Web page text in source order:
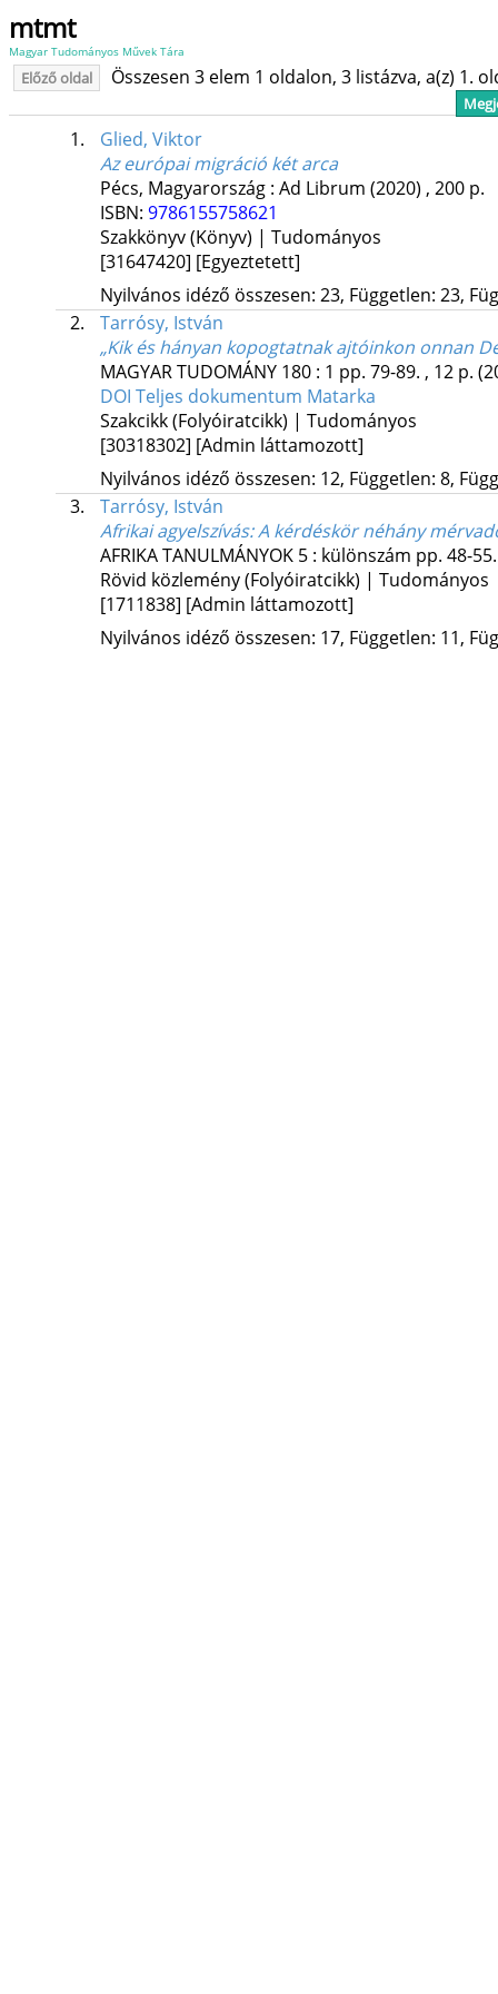
mtmt
Magyar Tudományos Művek Tára
Előző oldal Összesen 3 elem 1 oldalon, 3 listázva, a(z) 1.
1.
Glied, Viktor
Az európai migráció két arca
Pécs, Magyarország : Ad Librum (2020) , 200 p.
ISBN: 9786155758621
Szakkönyv (Könyv) | Tudományos
[31647420] [Egyeztetett]
Nyilvános idéző összesen: 23, Független: 23,
2.
Tarrósy, István
„Kik és hányan kopogtatnak ajtóinkon onnan
MAGYAR TUDOMÁNY 180: 1 pp. 79-89. , 12 p.
DOI Teljes dokumentum Matarka
Szakcikk (Folyóiratcikk) | Tudományos
[30318302] [Admin láttamozott]
Nyilvános idéző összesen: 12, Független: 8,
3.
Tarrósy, István
Afrikai agyelszívás: A kérdéskör néhány
AFRIKA TANULMÁNYOK 5: különszám pp. 48-
Rövid közlemény (Folyóiratcikk) | Tudományos
[1711838] [Admin láttamozott]
Nyilvános idéző összesen: 17, Független: 11,